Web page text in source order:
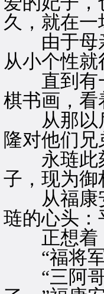
久，就在一
由于母亲
从小个性
直到有一
棋书画，看
从那以后
隆对他们兄
永琏此刻
子，现为御
从福康安
琏的心头：
正想着，
“福将军
“三阿哥